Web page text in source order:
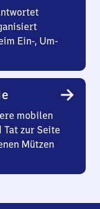
Ein-, Um-
mobilen
zur Seite
Mützen